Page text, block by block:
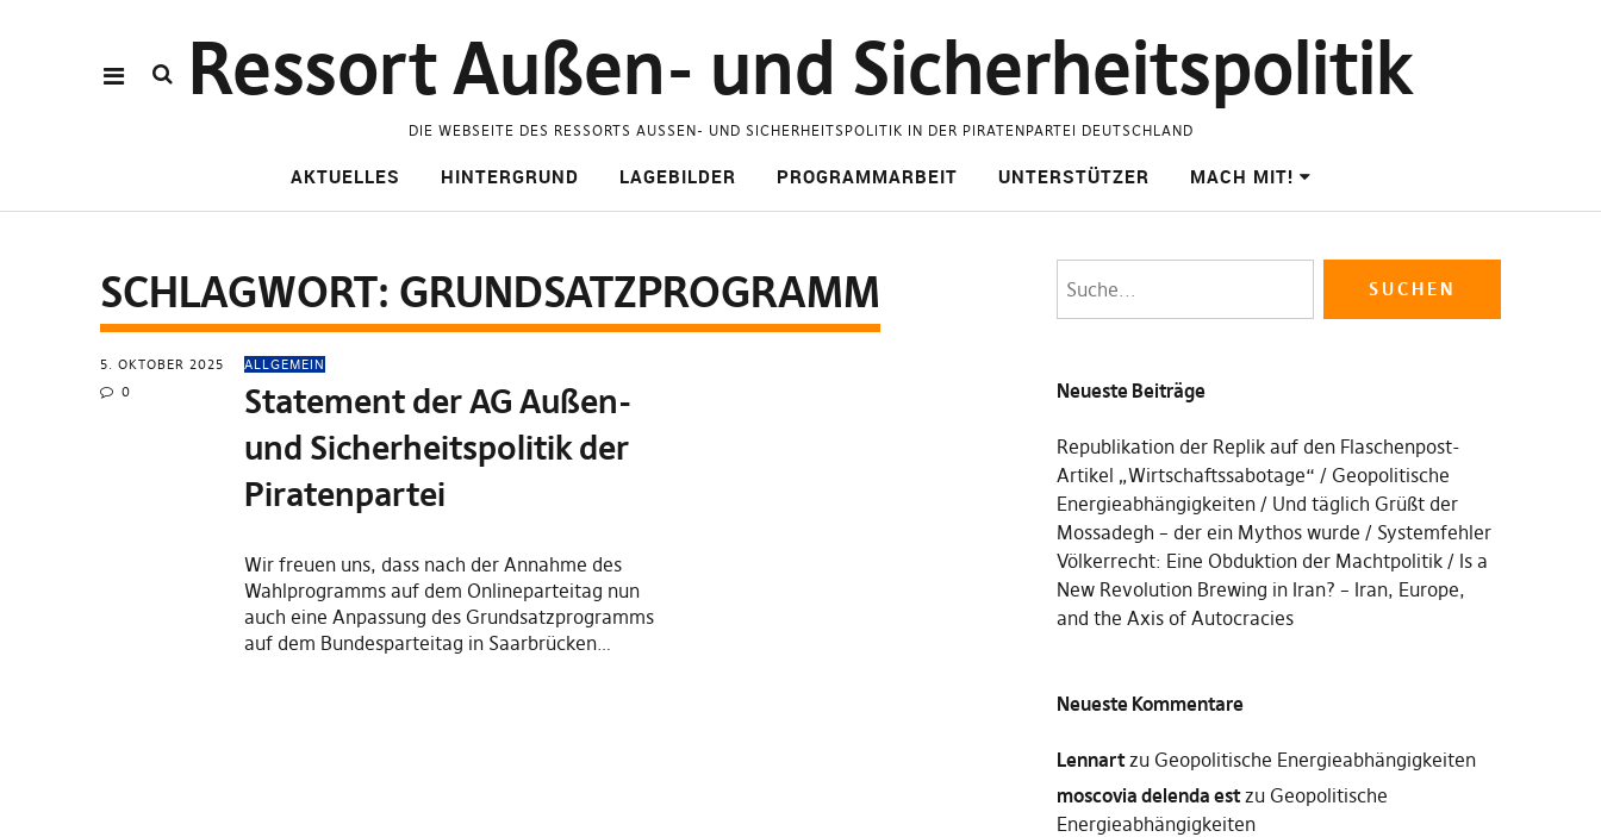
Ressort Außen- und Sicherheitspolitik
DIE WEBSEITE DES RESSORTS AUSSEN- UND SICHERHEITSPOLITIK IN DER PIRATENPARTEI DEUTSCHLAND
AKTUELLES HINTERGRUND LAGEBILDER PROGRAMMARBEIT UNTERSTÜTZER MACH MIT!
SCHLAGWORT: GRUNDSATZPROGRAMM
5. OKTOBER 2025
0
ALLGEMEIN
Statement der AG Außen-
und Sicherheitspolitik der
Piratenpartei
Wir freuen uns, dass nach der Annahme des
Wahlprogramms auf dem Onlineparteitag nun
auch eine Anpassung des Grundsatzprogramms
auf dem Bundesparteitag in Saarbrücken…
Neueste Beiträge
Republikation der Replik auf den Flaschenpost-
Artikel „Wirtschaftssabotage“
Geopolitische
Energieabhängigkeiten
Und täglich Grüßt der
Mossadegh – der ein Mythos wurde
Systemfehler
Völkerrecht: Eine Obduktion der Machtpolitik
Is a
New Revolution Brewing in Iran? – Iran, Europe,
and the Axis of Autocracies
Neueste Kommentare
Lennartzu Geopolitische Energieabhängigkeiten
moscovia delenda estzu Geopolitische
Energieabhängigkeiten